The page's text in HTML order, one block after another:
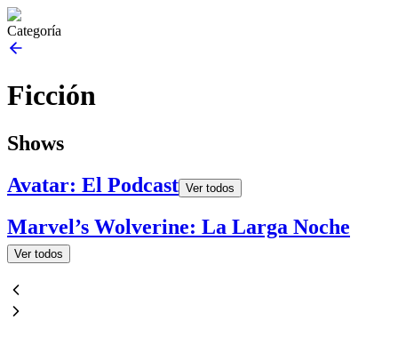
Categoría
Ficción
Shows
Avatar: El Podcast Ver todos
Marvel’s Wolverine: La Larga Noche
Ver todos